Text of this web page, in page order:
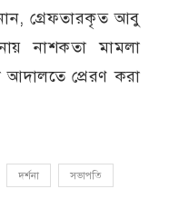
গ্রেফতারকৃত আবু
নাশকতা মামলা
আদালতে প্রেরণ করা
দর্শনা সভাপতি